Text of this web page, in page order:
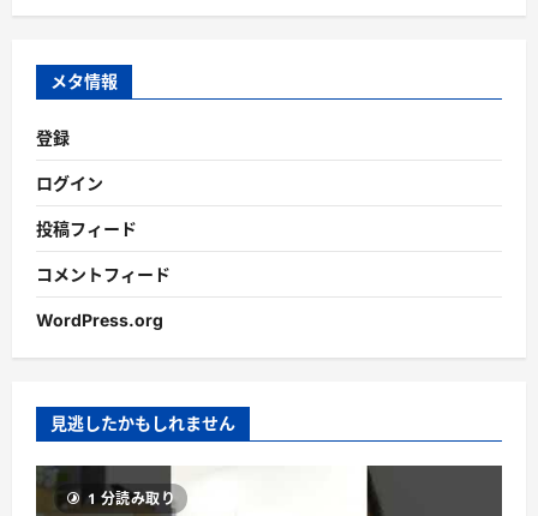
カ
ブ
メタ情報
登録
ログイン
投稿フィード
コメントフィード
WordPress.org
見逃したかもしれません
1 分読み取り